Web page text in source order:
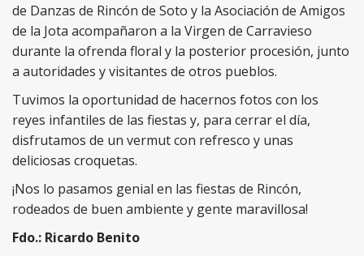
de Danzas de Rincón de Soto y la Asociación de Amigos
de la Jota acompañaron a la Virgen de Carravieso
durante la ofrenda floral y la posterior procesión, junto
a autoridades y visitantes de otros pueblos.
Tuvimos la oportunidad de hacernos fotos con los
reyes infantiles de las fiestas y, para cerrar el día,
disfrutamos de un vermut con refresco y unas
deliciosas croquetas.
¡Nos lo pasamos genial en las fiestas de Rincón,
rodeados de buen ambiente y gente maravillosa!
Fdo.: Ricardo Benito